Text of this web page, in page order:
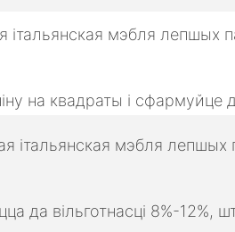
на квадраты і сфармуйце
да вільготнасці 8%-12%,